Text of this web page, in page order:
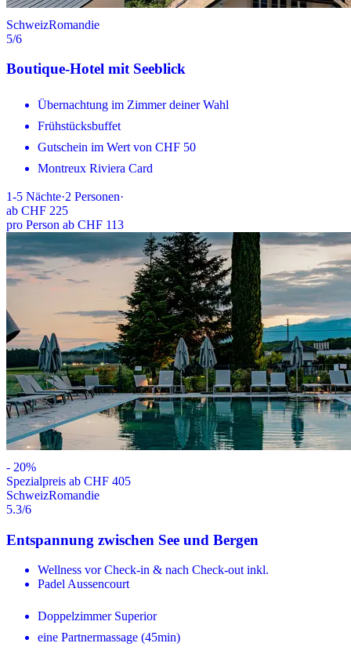
SchweizRomandie
5/6
Boutique-Hotel mit Seeblick
Übernachtung im Zimmer deiner Wahl
Frühstücksbuffet
Gutschein im Wert von CHF 50
Montreux Riviera Card
1-5 Nächte·2 Personen·
ab CHF 225
pro Person ab CHF 113
- 20%
Spezialpreis ab CHF 405
SchweizRomandie
5.3/6
Entspannung zwischen See und Bergen
Wellness vor Check-in & nach Check-out inkl.
Padel Aussencourt
Doppelzimmer Superior
eine Partnermassage (45min)